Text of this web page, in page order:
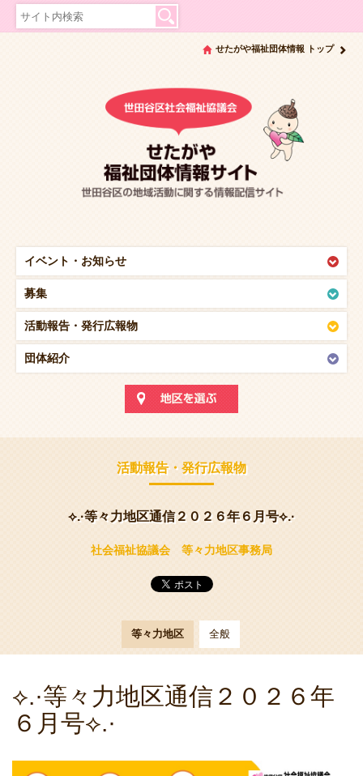
イベント・ お知らせ
募集
活動報告・ 発行広報物
団体紹介
せたがや福祉団体情報 トップ
活動報告・発行広報物
⟡.·等々力地区通信２０２６年６月号⟡.·
社会福祉協議会 等々力地区事務局
等々力地区 全般
⟡.·等々力地区通信２０２６年
６月号⟡.·